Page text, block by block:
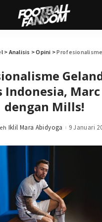
> Analisis >Opini >Profesionalisme Gelandang Timnas
Indonesia,
dengan Mills!
Iklil Mara Abidyoga 9 Januari